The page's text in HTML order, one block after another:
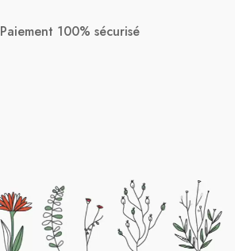
Paiement 100% sécurisé